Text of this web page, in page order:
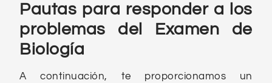
Pautas para responder a los
problemas del Examen de
Biología
A continuación, te proporcionamos un